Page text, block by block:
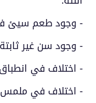
- وجود طعم سيئ
- وجود سن غير
- اختلاف في
- اختلاف في